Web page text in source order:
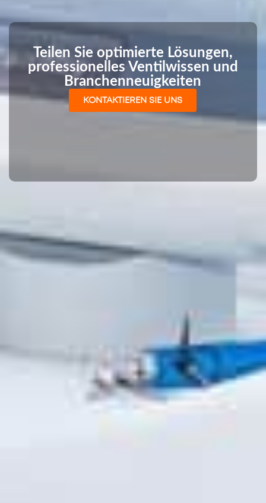
Teilen Sie optimierte Lösungen,
professionelles Ventilwissen und
Branchenneuigkeiten
KONTAKTIEREN SIE UNS